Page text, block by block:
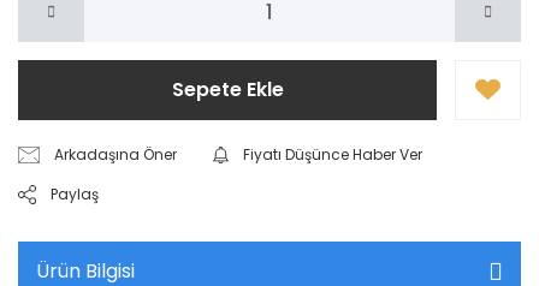
Sepete Ekle
Arkadaşına Öner
Fiyatı Düşünce Haber Ver
Paylaş
Ürün Bilgisi